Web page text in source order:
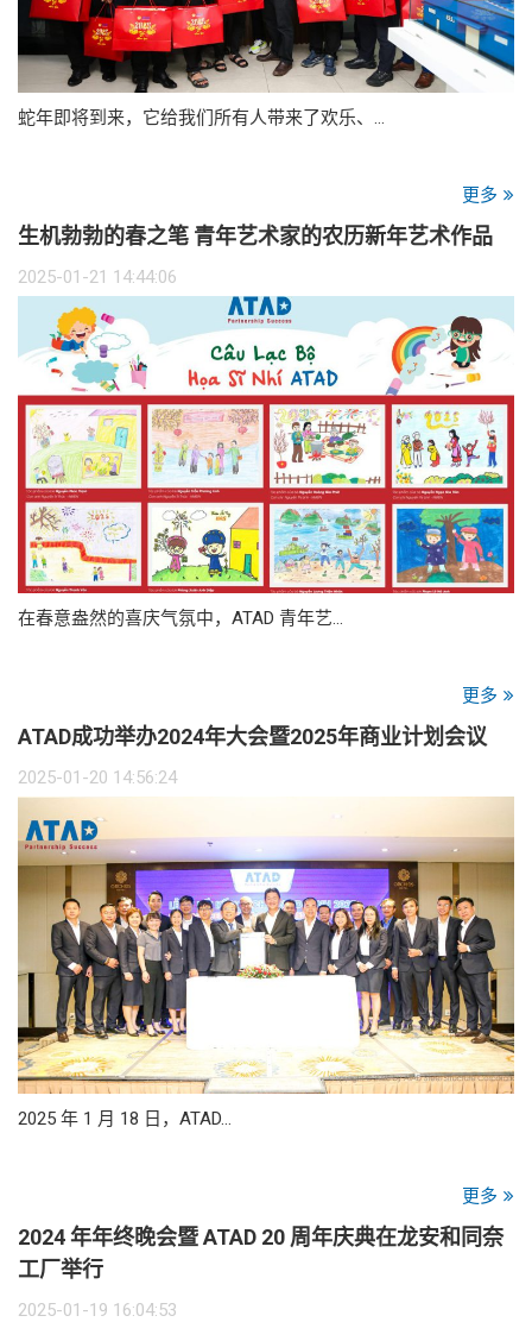
蛇年即将到来，它给我们所有人带来了欢乐、…
更多
生机勃勃的春之笔 青年艺术家的农历新年艺术作品
2025-01-21 14:44:06
在春意盎然的喜庆气氛中，ATAD 青年艺…
更多
ATAD成功举办2024年大会暨2025年商业计划会议
2025-01-20 14:56:24
2025 年 1 月 18 日，ATAD…
更多
2024 年年终晚会暨 ATAD 20 周年庆典在龙安和同奈
工厂举行
2025-01-19 16:04:53